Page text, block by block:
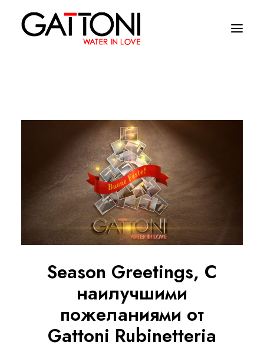
Oружающая среда
Продукция
Media
Где купить
Контакты
Русский
Season Greetings, С
наилучшими
пожеланиями от
Gattoni Rubinetteria